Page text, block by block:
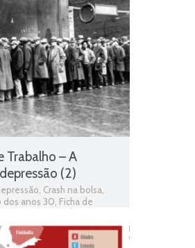
Trabalho – A
(2)
, Crash na bolsa,
dos anos 30, Ficha de
informativas,grande
dos anos 30 e seus